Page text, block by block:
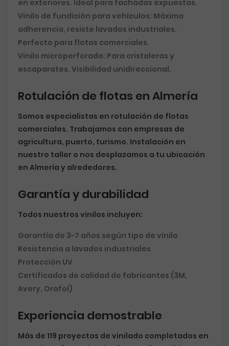
en exteriores. Ideal para fachadas expuestas.
Vinilo de fundición para vehículos: Máxima
adherencia, resiste lavados industriales.
Perfecto para flotas comerciales.
Vinilo microperforado: Para cristaleras y
escaparates. Visibilidad unidireccional.
Rotulación de flotas en Almería
Somos especialistas en rotulación de flotas
comerciales. Trabajamos con empresas de
agricultura, puerto, turismo. Instalación en
nuestro taller o nos desplazamos a tu ubicación
en Almería y alrededores.
Garantía y durabilidad
Todos nuestros vinilos incluyen:
Garantía de 3-7 años según tipo de vinilo
Resistencia a lavados industriales
Protección UV
Certificados de calidad de fabricantes (3M,
Avery, Orafol)
Experiencia demostrable
Más de 119 proyectos de vinilado completados en